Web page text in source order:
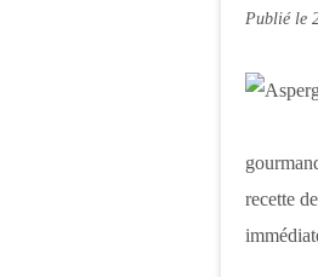
Publié le
recette